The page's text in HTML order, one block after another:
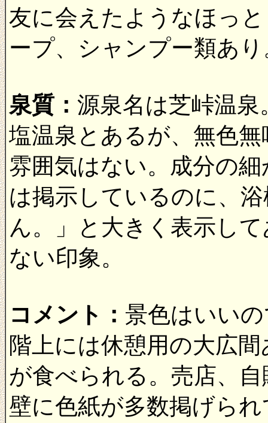
友に会えたようなほっ
ープ、シャンプー類あ
泉質： 源泉名は芝峠温
塩温泉とあるが、無色
雰囲気はない。成分の
は掲示しているのに、
ん。」と大きく表示し
ない印象。
コメント： 景色はいい
階上には休憩用の大広
が食べられる。売店、
壁に色紙が多数掲げら